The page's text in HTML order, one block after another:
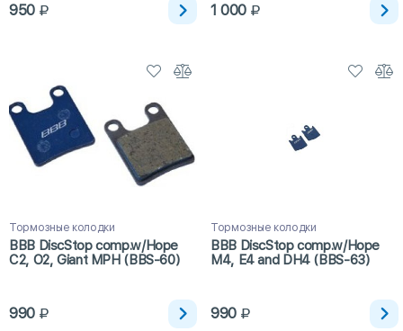
950 1 000
Тормозные колодки
BBB DiscStop comp.w/Hope
C2, O2, Giant MPH (BBS-60)
990
Тормозные колодки
BBB DiscStop comp.w/Hope
M4, E4 and DH4 (BBS-63)
990